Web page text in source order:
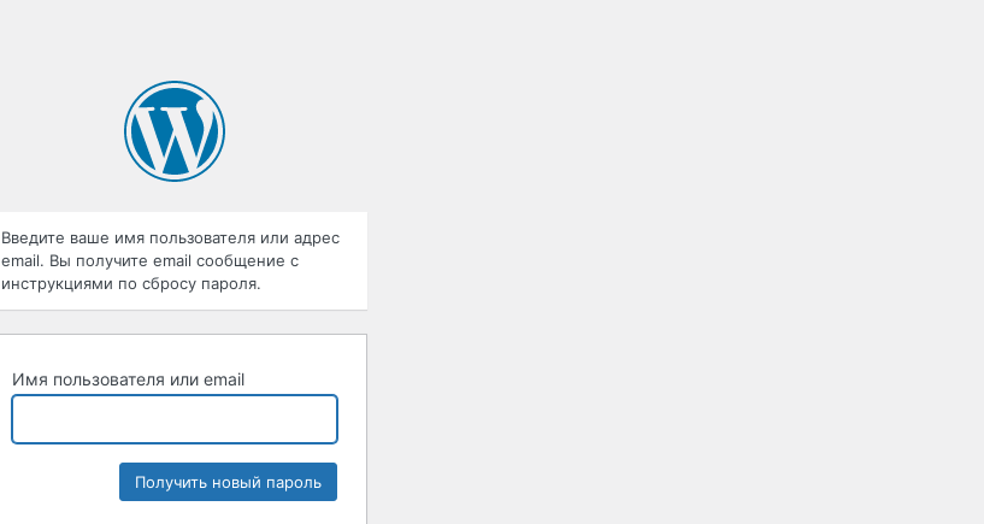
Введите ваше имя пользователя или адрес
email. Вы получите email сообщение с
инструкциями по сбросу пароля.
Имя пользователя или email